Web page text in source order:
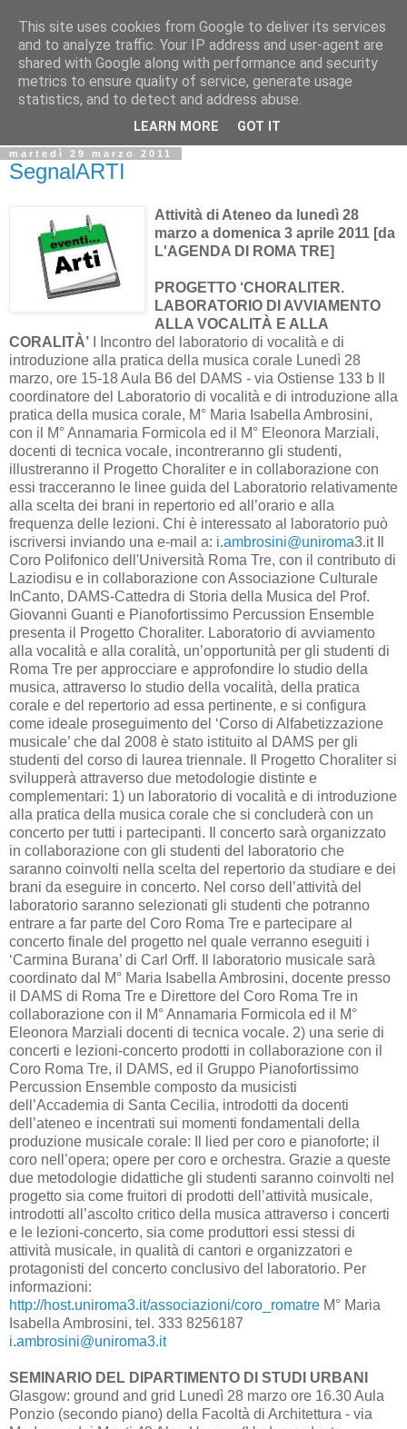
Biblio@rti in
Il Blog della Biblioteca di Area delle arti per condividere
informazioni iniziative incontri
martedì 29 marzo 2011
SegnalARTI
Attività di Ateneo da lunedì 28
marzo a domenica 3 aprile 2011 [da
L'AGENDA DI ROMA TRE]
PROGETTO ‘CHORALITER.
LABORATORIO DI AVVIAMENTO
ALLA VOCALITÀ E ALLA
CORALITÀ’ I Incontro del laboratorio di vocalità e di
introduzione alla pratica della musica corale Lunedì 28
marzo, ore 15-18 Aula B6 del DAMS - via Ostiense 133 b Il
coordinatore del Laboratorio di vocalità e di introduzione alla
pratica della musica corale, M° Maria Isabella Ambrosini,
con il M° Annamaria Formicola ed il M° Eleonora Marziali,
docenti di tecnica vocale, incontreranno gli studenti,
illustreranno il Progetto Choraliter e in collaborazione con
essi tracceranno le linee guida del Laboratorio relativamente
alla scelta dei brani in repertorio ed all’orario e alla
frequenza delle lezioni. Chi è interessato al laboratorio può
iscriversi inviando una e-mail a: i.ambrosini@uniroma3.it Il
Coro Polifonico dell'Università Roma Tre, con il contributo di
Laziodisu e in collaborazione con Associazione Culturale
InCanto, DAMS-Cattedra di Storia della Musica del Prof.
Giovanni Guanti e Pianofortissimo Percussion Ensemble
presenta il Progetto Choraliter. Laboratorio di avviamento
alla vocalità e alla coralità, un’opportunità per gli studenti di
Roma Tre per approcciare e approfondire lo studio della
musica, attraverso lo studio della vocalità, della pratica
corale e del repertorio ad essa pertinente, e si configura
come ideale proseguimento del ‘Corso di Alfabetizzazione
musicale’ che dal 2008 è stato istituito al DAMS per gli
studenti del corso di laurea triennale. Il Progetto Choraliter si
svilupperà attraverso due metodologie distinte e
complementari: 1) un laboratorio di vocalità e di introduzione
alla pratica della musica corale che si concluderà con un
concerto per tutti i partecipanti. Il concerto sarà organizzato
in collaborazione con gli studenti del laboratorio che
saranno coinvolti nella scelta del repertorio da studiare e dei
brani da eseguire in concerto. Nel corso dell’attività del
laboratorio saranno selezionati gli studenti che potranno
entrare a far parte del Coro Roma Tre e partecipare al
concerto finale del progetto nel quale verranno eseguiti i
‘Carmina Burana’ di Carl Orff. Il laboratorio musicale sarà
coordinato dal M° Maria Isabella Ambrosini, docente presso
il DAMS di Roma Tre e Direttore del Coro Roma Tre in
collaborazione con il M° Annamaria Formicola ed il M°
Eleonora Marziali docenti di tecnica vocale. 2) una serie di
concerti e lezioni-concerto prodotti in collaborazione con il
Coro Roma Tre, il DAMS, ed il Gruppo Pianofortissimo
Percussion Ensemble composto da musicisti
dell’Accademia di Santa Cecilia, introdotti da docenti
dell’ateneo e incentrati sui momenti fondamentali della
produzione musicale corale: Il lied per coro e pianoforte; il
coro nell’opera; opere per coro e orchestra. Grazie a queste
due metodologie didattiche gli studenti saranno coinvolti nel
progetto sia come fruitori di prodotti dell’attività musicale,
introdotti all’ascolto critico della musica attraverso i concerti
e le lezioni-concerto, sia come produttori essi stessi di
attività musicale, in qualità di cantori e organizzatori e
protagonisti del concerto conclusivo del laboratorio. Per
informazioni:
http://host.uniroma3.it/associazioni/coro_romatre M° Maria
Isabella Ambrosini, tel. 333 8256187
i.ambrosini@uniroma3.it
SEMINARIO DEL DIPARTIMENTO DI STUDI URBANI
Glasgow: ground and grid Lunedì 28 marzo ore 16.30 Aula
Ponzio (secondo piano) della Facoltà di Architettura - via
This site uses cookies from Google to deliver its services
and to analyze traffic. Your IP address and user-agent are
shared with Google along with performance and security
metrics to ensure quality of service, generate usage
statistics, and to detect and address abuse.
LEARN MORE GOT IT